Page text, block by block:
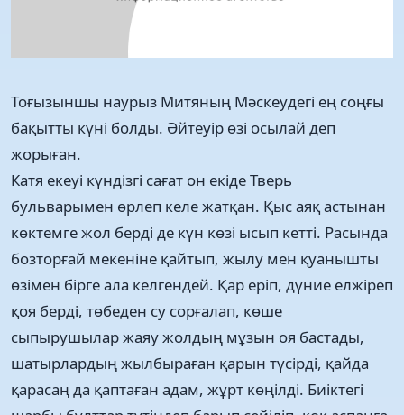
Тоғызыншы наурыз Митяның Мәскеудегі ең соңғы
бақытты күні болды. Әйтеуір өзі осылай деп
жорыған.
Катя екеуі күндізгі сағат он екіде Тверь
бульварымен өрлеп келе жатқан. Қыс аяқ астынан
көктемге жол берді де күн көзі ысып кетті. Расында
бозторғай мекеніне қайтып, жылу мен қуанышты
өзімен бірге ала келгендей. Қар еріп, дүние елжіреп
қоя берді, төбеден су сорғалап, көше
сыпырушылар жаяу жолдың мұзын оя бастады,
шатырлардың жылбыраған қарын түсірді, қайда
қарасаң да қаптаған адам, жұрт көңілді. Биіктегі